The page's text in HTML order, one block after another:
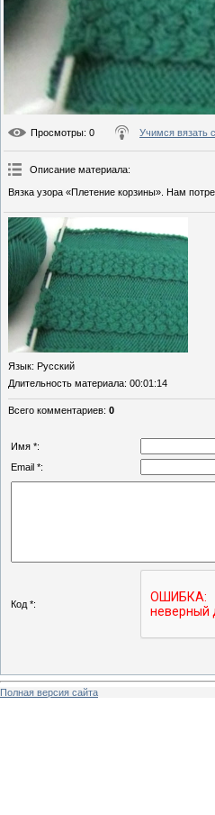
Просмотры: 0 Учимся вязать
Описание материала:
Вязка узора «Плетение корзины». Нам
Язык: Русский
Длительность материала: 00:01:14
Всего комментариев: 0
Имя *:
Email *:
Код *:
Полная версия сайта